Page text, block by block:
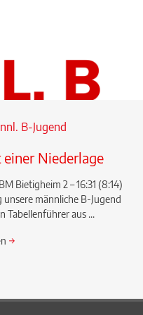
B-Jugend
Niederlage
Bietigheim 2 – 16:31 (8:14)
männliche B-Jugend
Tabellenführer aus ...
→